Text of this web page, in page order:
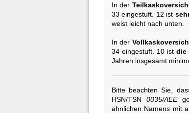
In der
33 eingestuft. 12 ist
weist leicht nach unten.
In der
34 eingestuft. 10 ist die
Jahren insgesamt
Bitte beachten Sie,
HSN/TSN 0035/AEE
ähnlichen Namens mit